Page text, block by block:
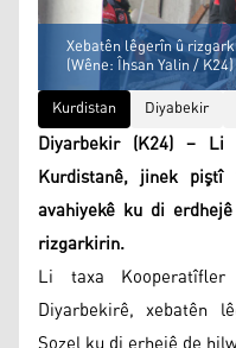
Xebatên lêgerîn û
(Wêne: Îhsan Yalin / K24)
Kurdistan
Diyabekir
Diyarbekir (K24) – Li
Kurdistanê, jinek
avahiyekê ku di
rizgarkirin.
Li taxa
Diyarbekirê, xebatên